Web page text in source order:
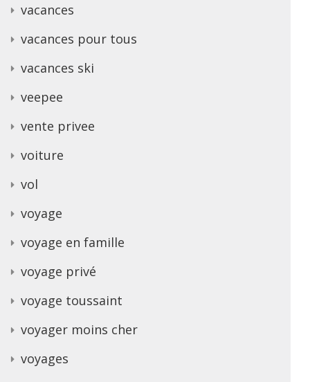
vacances
vacances pour tous
vacances ski
veepee
vente privee
voiture
vol
voyage
voyage en famille
voyage privé
voyage toussaint
voyager moins cher
voyages